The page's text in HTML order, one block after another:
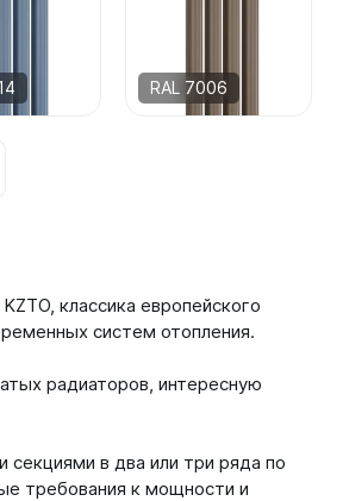
RAL 7006
классика европейского
систем отопления.
радиаторов, интересную
в два или три ряда по
требования к мощности и